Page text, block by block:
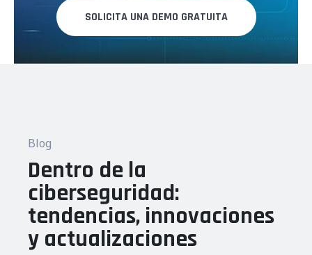
SOLICITA UNA DEMO GRATUITA
Blog
Dentro de la
ciberseguridad:
tendencias, innovaciones
y actualizaciones